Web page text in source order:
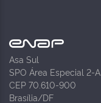
Asa Sul
SPO Área Especial 2-A
CEP 70.610-900
Brasília/DF